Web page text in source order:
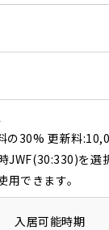
の30% 更新料
JWF(30:330)を選
できます。
入居可能時期